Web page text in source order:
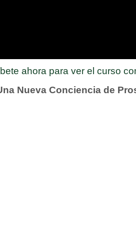
ahora para ver el curso
Nueva Conciencia de